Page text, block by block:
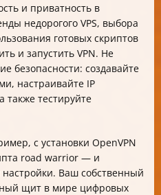
и приватность в
недорогого VPS, выбора
готовых скриптов
и запустить VPN. Не
безопасности: создавайте
настраивайте IP
также тестируйте
с установки OpenVPN
road warrior — и
настройки. Ваш собственный
щит в мире цифровых